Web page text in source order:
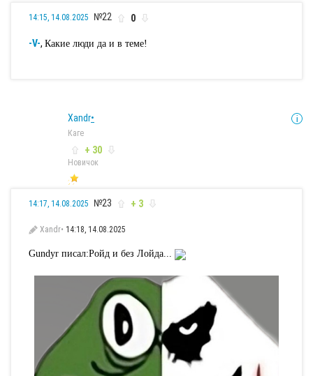
14:15, 14.08.2025 №22 0
-V-, Какие люди да и в теме!
Xandr•
Каге
+ 30
Новичок
14:17, 14.08.2025 №23 + 3
Xandr• 14:18, 14.08.2025
Gundyr писал:Ройд и без Лойда...